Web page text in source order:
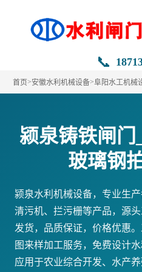
📞
首页>安徽水利机械设备>阜阳水工机械
颍泉铸铁闸门
玻璃钢
颍泉水利机械设备，专业生
清污机、拦污栅等产品，源
发货，品质保证，价格优惠
图来样加工服务，免费设计
应用于农业综合开发、水产